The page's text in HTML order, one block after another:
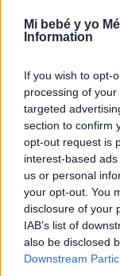
Mi bebé y yo
Information
If you wish to opt-
processing of
targeted
section to confirm
opt-out request is
interest-based
us or personal
your opt-out. You
disclosure of your
IAB’s list of
also be disclosed
Downstream
Copia y
pasaporte o
Copia
con una
expedición.
Copia
hijos, con
meses de
Copia
constancia